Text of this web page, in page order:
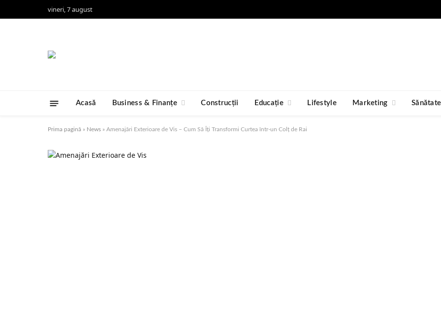
vineri, 7 august
Acasă Business & Finanțe Construcții Educație Lifestyle Marketing Sănătate
Prima pagină » News » Amenajări Exterioare de Vis – Cum Să Îți Transformi Curtea într-un Colț de Rai